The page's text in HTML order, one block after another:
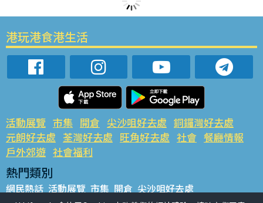
港玩港食港生活
活動展覽 市集 開倉 尖沙咀好去處 銅鑼灣好去處
元朗好去處 荃灣好去處 旺角好去處 社會 餐廳情報
戶外郊遊 社會福利
熱門類別
網民熱話 活動展覽 市集 開倉 尖沙咀好去處